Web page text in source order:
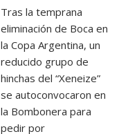
Tras la temprana
eliminación de Boca en
la Copa Argentina, un
reducido grupo de
hinchas del “Xeneize”
se autoconvocaron en
la Bombonera para
pedir por